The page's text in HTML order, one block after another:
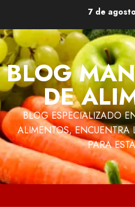
contenido
7 de
BLOG
DE
BLOG ESPECIALIZADO
ALIMENTOS, ENCUENTRA
PARA